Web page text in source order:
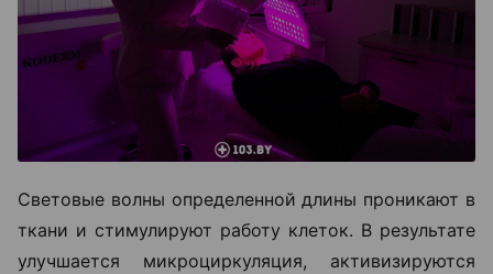
Световые волны определенной длины проникают в
ткани и стимулируют работу клеток. В результате
улучшается микроциркуляция, активизируются